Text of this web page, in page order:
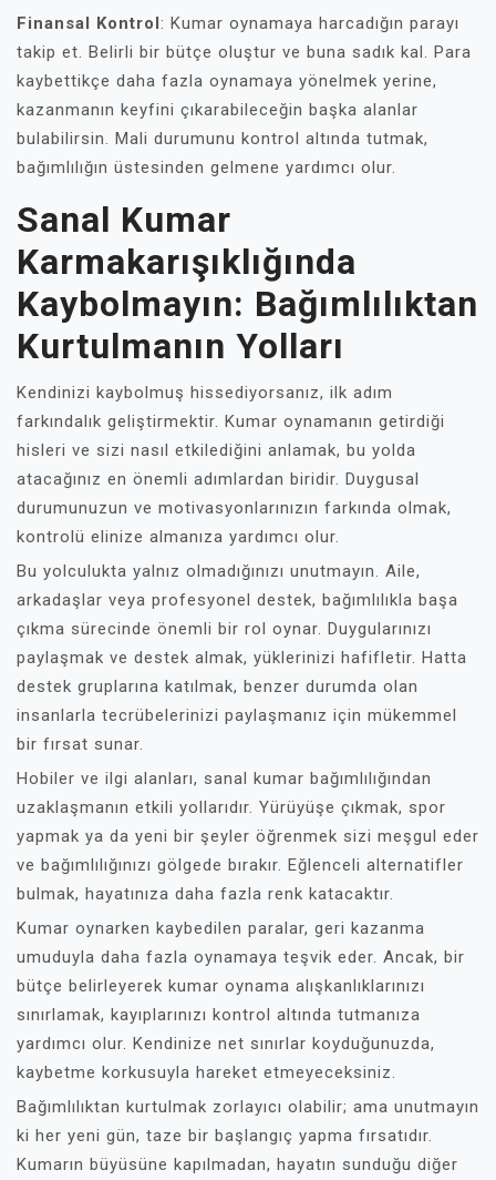
Finansal Kontrol: Kumar oynamaya harcadığın parayı
takip et. Belirli bir bütçe oluştur ve buna sadık kal. Para
kaybettikçe daha fazla oynamaya yönelmek yerine,
kazanmanın keyfini çıkarabileceğin başka alanlar
bulabilirsin. Mali durumunu kontrol altında tutmak,
bağımlılığın üstesinden gelmene yardımcı olur.
Sanal Kumar
Karmakarışıklığında
Kaybolmayın: Bağımlılıktan
Kurtulmanın Yolları
Kendinizi kaybolmuş hissediyorsanız, ilk adım
farkındalık geliştirmektir. Kumar oynamanın getirdiği
hisleri ve sizi nasıl etkilediğini anlamak, bu yolda
atacağınız en önemli adımlardan biridir. Duygusal
durumunuzun ve motivasyonlarınızın farkında olmak,
kontrolü elinize almanıza yardımcı olur.
Bu yolculukta yalnız olmadığınızı unutmayın. Aile,
arkadaşlar veya profesyonel destek, bağımlılıkla başa
çıkma sürecinde önemli bir rol oynar. Duygularınızı
paylaşmak ve destek almak, yüklerinizi hafifletir. Hatta
destek gruplarına katılmak, benzer durumda olan
insanlarla tecrübelerinizi paylaşmanız için mükemmel
bir fırsat sunar.
Hobiler ve ilgi alanları, sanal kumar bağımlılığından
uzaklaşmanın etkili yollarıdır. Yürüyüşe çıkmak, spor
yapmak ya da yeni bir şeyler öğrenmek sizi meşgul eder
ve bağımlılığınızı gölgede bırakır. Eğlenceli alternatifler
bulmak, hayatınıza daha fazla renk katacaktır.
Kumar oynarken kaybedilen paralar, geri kazanma
umuduyla daha fazla oynamaya teşvik eder. Ancak, bir
bütçe belirleyerek kumar oynama alışkanlıklarınızı
sınırlamak, kayıplarınızı kontrol altında tutmanıza
yardımcı olur. Kendinize net sınırlar koyduğunuzda,
kaybetme korkusuyla hareket etmeyeceksiniz.
Bağımlılıktan kurtulmak zorlayıcı olabilir; ama unutmayın
ki her yeni gün, taze bir başlangıç yapma fırsatıdır.
Kumarın büyüsüne kapılmadan, hayatın sunduğu diğer